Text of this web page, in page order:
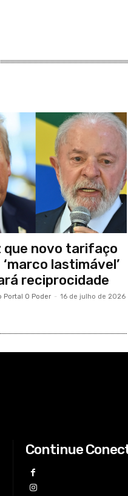
que novo tarifaço
lastimável’
reciprocidade
Portal O Poder - 16 de julho de 2026
Continue